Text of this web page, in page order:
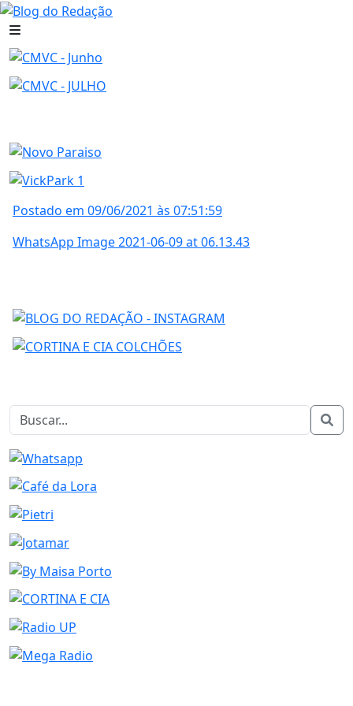
Postado em 09/06/2021 às 07:51:59
WhatsApp Image 2021-06-09 at 06.13.43